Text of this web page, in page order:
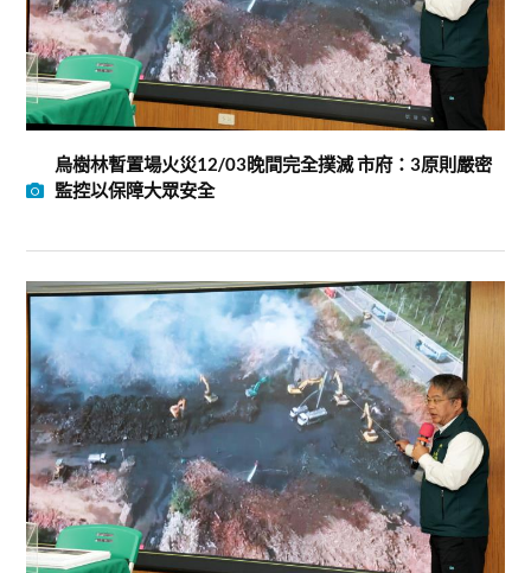
烏樹林暫置場火災12/03晚間完全撲滅 市府：3原則嚴密
監控以保障大眾安全